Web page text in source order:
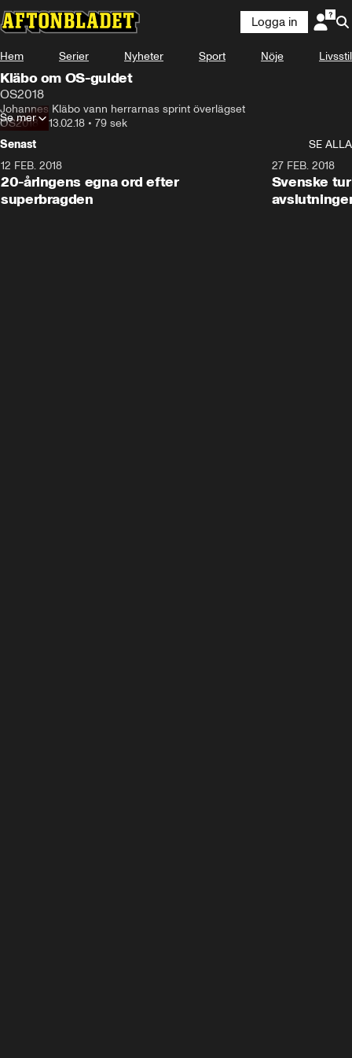
Logga in
Hem Serier Nyheter Sport Nöje Livsstil
Kläbo om OS-guldet
OS2018
Johannes Kläbo vann herrarnas sprint överlägset
OS2018• 13.02.18 • 79 sek
Se mer
Senast
SE ALLA
12 FEB. 2018
20-åringens egna ord efter
superbragden
27 FEB. 2018
Svenske